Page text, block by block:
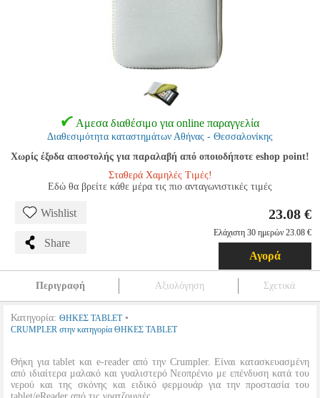
Αμεσα διαθέσιμο για online παραγγελία
Διαθεσιμότητα καταστημάτων Αθήνας - Θεσσαλονίκης
Χωρίς έξοδα αποστολής για παραλαβή από οποιοδήποτε eshop point!
Σταθερά Χαμηλές Τιμές!
Εδώ θα βρείτε κάθε μέρα τις πιο ανταγωνιστικές τιμές
Wishlist
Share
23.08 €
Ελάχιστη 30 ημερών 23.08 €
Αγορά
Περιγραφή Αξιολόγηση Σχετικά
Κατηγορία: ΘΗΚΕΣ TABLET•
CRUMPLER στην κατηγορία ΘΗΚΕΣ TABLET
Θήκη για tablet και e-reader από την Crumpler. Είναι κατασκευασμένη
από ιδιαίτερα μαλακό και γυαλιστερό Νεοπρένιο με επένδυση κατά του
νερού και της σκόνης και ειδικό φερμουάρ για την προστασία του